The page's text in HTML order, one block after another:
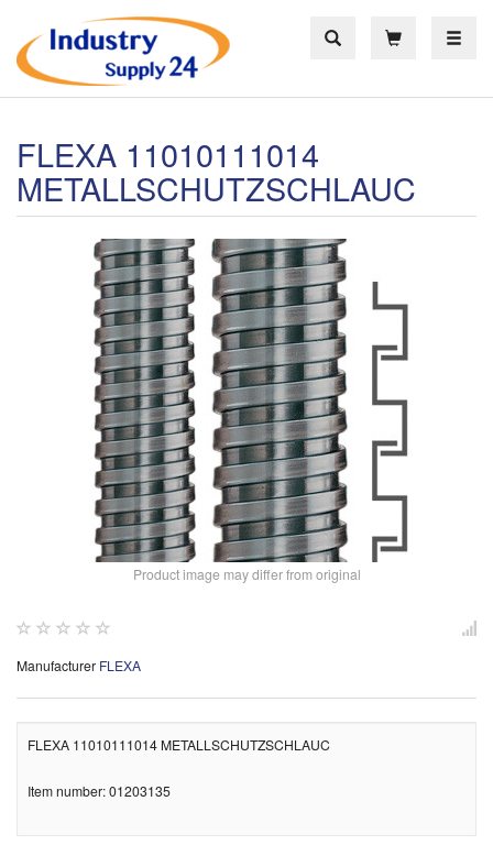
FLEXA 11010111014
METALLSCHUTZSCHLAUC
Product image may differ from original
Manufacturer FLEXA
FLEXA 11010111014 METALLSCHUTZSCHLAUC
Item number: 01203135